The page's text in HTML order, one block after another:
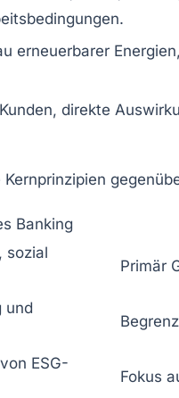
erneuerbarer
direkte
Banking
sozial
Primär
und
ESG-
Fokus